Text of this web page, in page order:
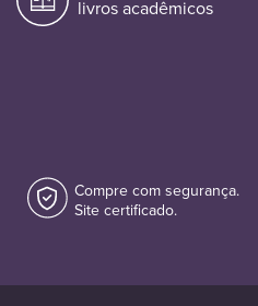
livros acadêmicos
Compre com segurança.
Site certificado.